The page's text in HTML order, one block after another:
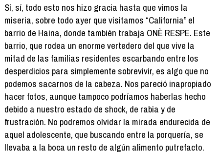
Sí, sí, todo esto nos hizo gracia hasta que vimos la
miseria, sobre todo ayer que visitamos “California” el
barrio de Haina, donde también trabaja ONÈ RESPE. Este
barrio, que rodea un enorme vertedero del que vive la
mitad de las familias residentes escarbando entre los
desperdicios para simplemente sobrevivir, es algo que no
podemos sacarnos de la cabeza. Nos pareció inapropiado
hacer fotos, aunque tampoco podríamos haberlas hecho
debido a nuestro estado de shock, de rabia y de
frustración. No podremos olvidar la mirada endurecida de
aquel adolescente, que buscando entre la porquería, se
llevaba a la boca un resto de algún alimento putrefacto.